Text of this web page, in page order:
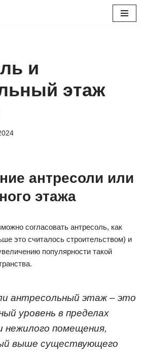
и
этаж
антресоли или
этажа
согласовать антресоль, как
это считалось строительством) и
популярности такой
антресольный этаж – это
уровень в пределах
нежилого помещения,
выше существующего